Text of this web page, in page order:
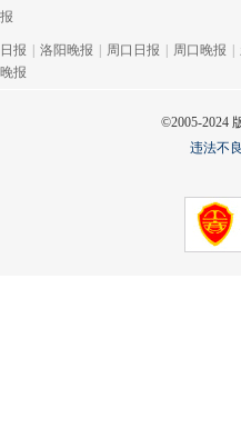
报 洛阳晚报 周口日报 周口晚报
报
©2005-2024
违法不